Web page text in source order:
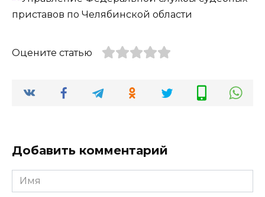
Оцените статью
Добавить комментарий
Имя
*